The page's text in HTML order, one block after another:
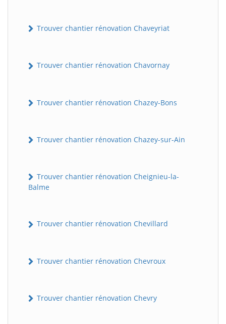
Trouver chantier rénovation Chaveyriat
Trouver chantier rénovation Chavornay
Trouver chantier rénovation Chazey-Bons
Trouver chantier rénovation Chazey-sur-Ain
Trouver chantier rénovation Cheignieu-la-
Balme
Trouver chantier rénovation Chevillard
Trouver chantier rénovation Chevroux
Trouver chantier rénovation Chevry